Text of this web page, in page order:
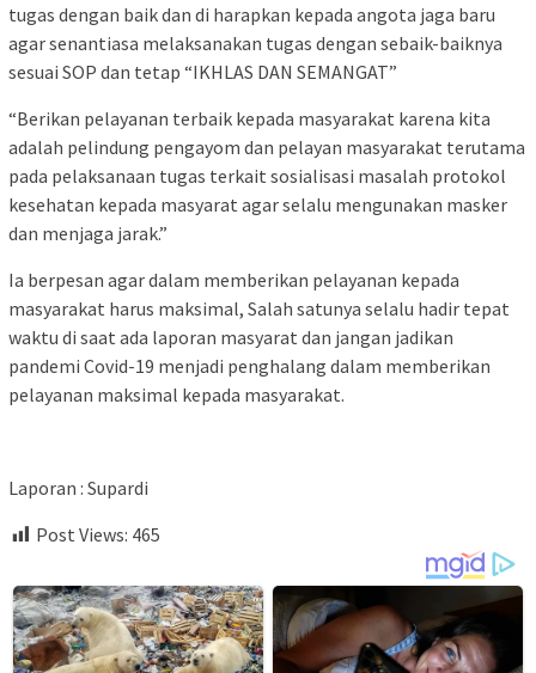
tugas dengan baik dan di harapkan kepada angota jaga baru
agar senantiasa melaksanakan tugas dengan sebaik-baiknya
sesuai SOP dan tetap “IKHLAS DAN SEMANGAT”
“Berikan pelayanan terbaik kepada masyarakat karena kita
adalah pelindung pengayom dan pelayan masyarakat terutama
pada pelaksanaan tugas terkait sosialisasi masalah protokol
kesehatan kepada masyarat agar selalu mengunakan masker
dan menjaga jarak.”
Ia berpesan agar dalam memberikan pelayanan kepada
masyarakat harus maksimal, Salah satunya selalu hadir tepat
waktu di saat ada laporan masyarat dan jangan jadikan
pandemi Covid-19 menjadi penghalang dalam memberikan
pelayanan maksimal kepada masyarakat.
Laporan : Supardi
Post Views: 465